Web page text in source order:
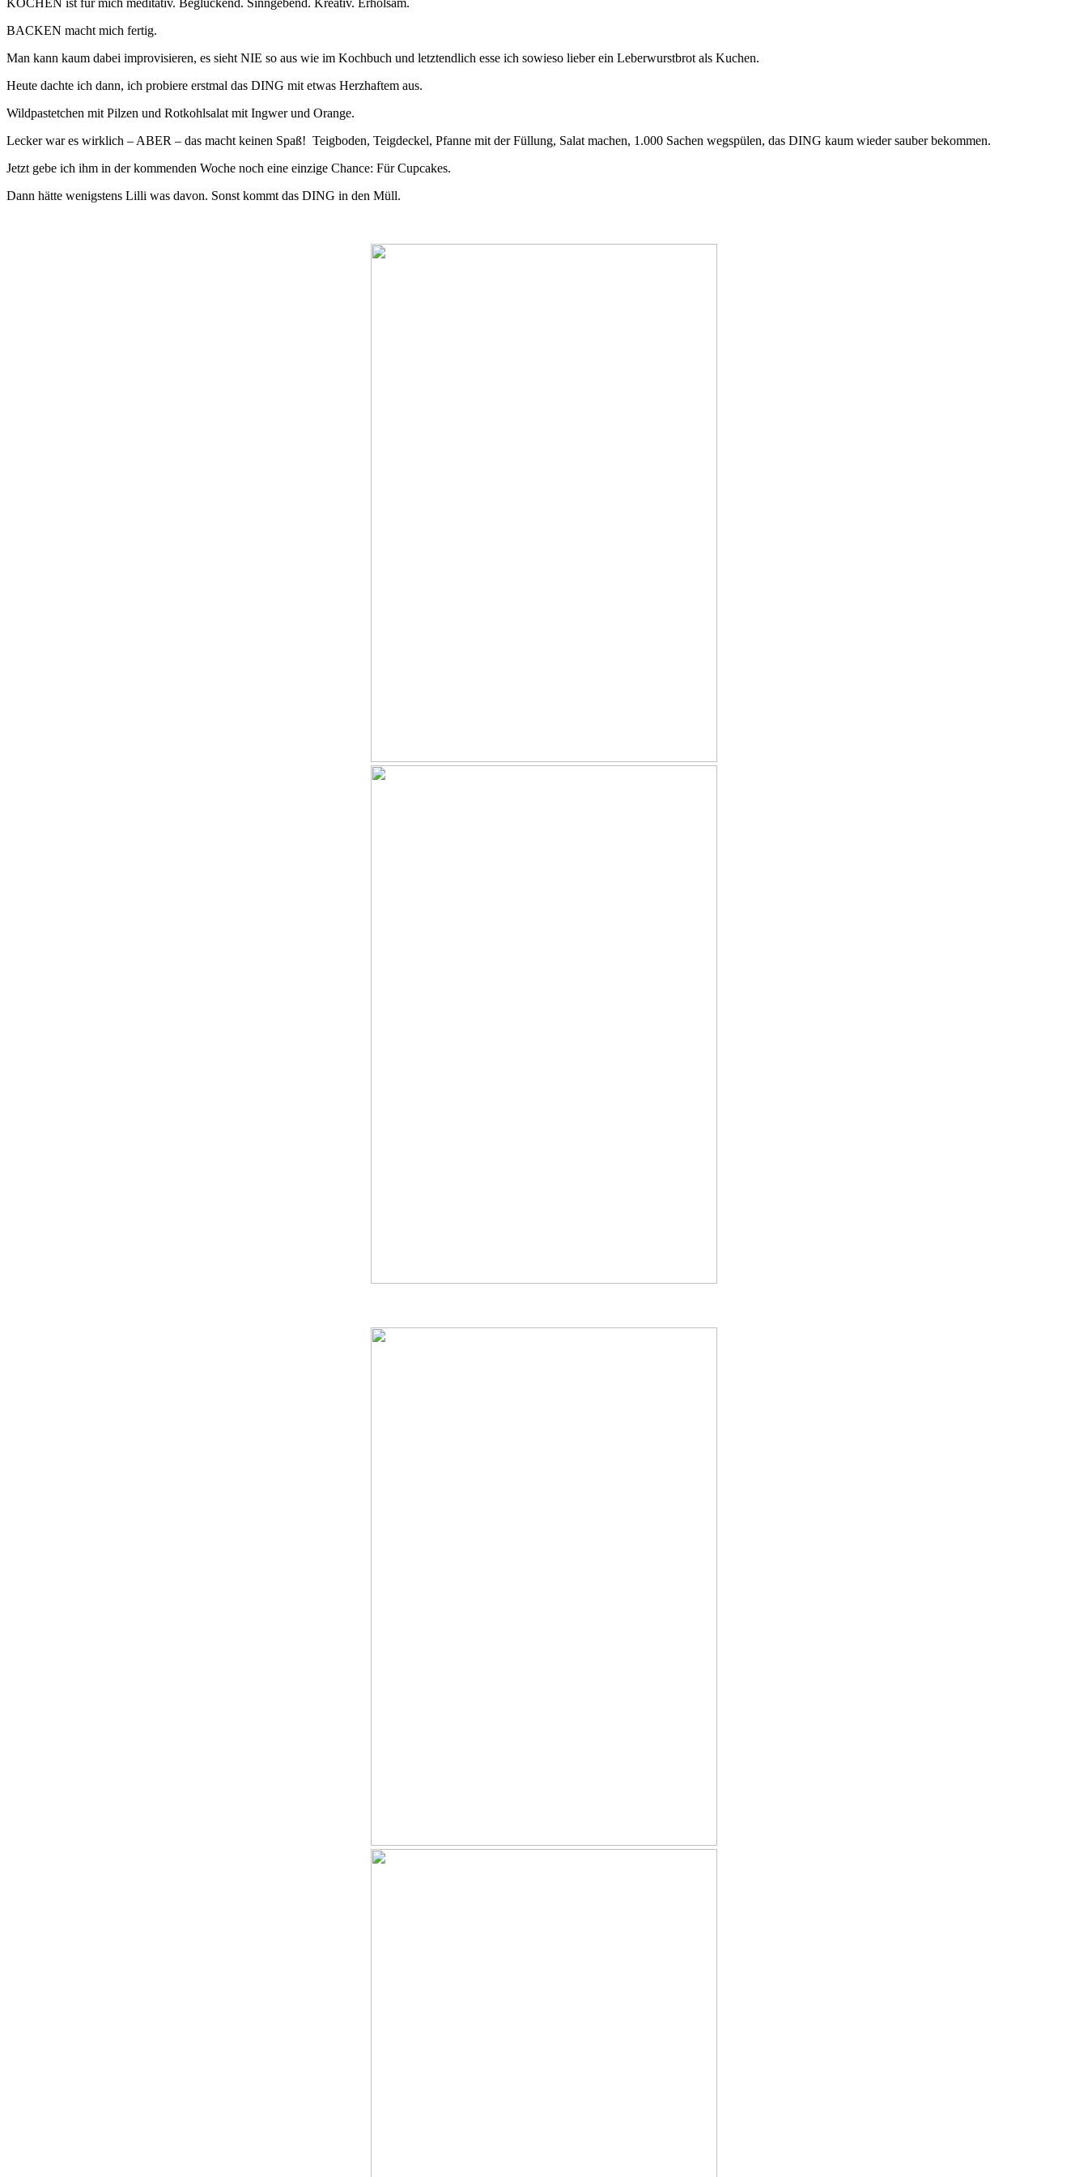
KOCHEN ist für mich meditativ. Beglückend. Sinngebend. Kreativ. Erholsam.
BACKEN macht mich fertig.
Man kann kaum dabei improvisieren, es sieht NIE so aus wie im Kochbuch und letztendlich esse ich sowieso lieber ein Leberwurstbrot als Kuchen.
Heute dachte ich dann, ich probiere erstmal das DING mit etwas Herzhaftem aus.
Wildpastetchen mit Pilzen und Rotkohlsalat mit Ingwer und Orange.
Lecker war es wirklich – ABER – das macht keinen Spaß! Teigboden, Teigdeckel, Pfanne mit der Füllung, Salat machen, 1.000 Sachen wegspülen, das DING kaum wieder sauber bekommen.
Jetzt gebe ich ihm in der kommenden Woche noch eine einzige Chance: Für Cupcakes.
Dann hätte wenigstens Lilli was davon. Sonst kommt das DING in den Müll.